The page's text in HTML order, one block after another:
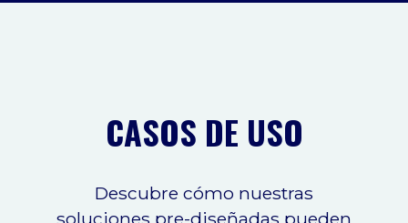
CASOS DE USO
Descubre cómo nuestras